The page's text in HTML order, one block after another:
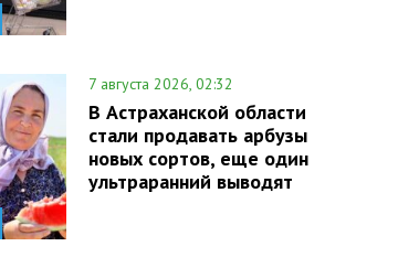
7 августа 2026, 02:32
В Астраханской области
стали продавать арбузы
новых сортов, еще один
ультраранний выводят